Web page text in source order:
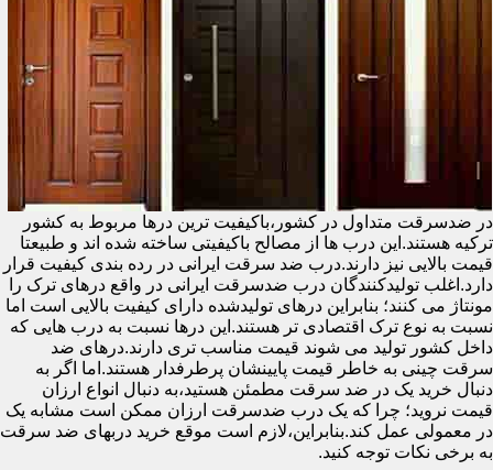
در ضدسرقت متداول در کشور،باکیفیت ترین درها مربوط به کشور
ترکیه هستند.این درب ها از مصالح باکیفیتی ساخته شده اند و طبیعتا
قیمت بالایی نیز دارند.درب ضد سرقت ایرانی در رده بندی کیفیت قرار
دارد.اغلب تولیدکنندگان درب ضدسرقت ایرانی در واقع درهای ترک را
مونتاژ می کنند؛ بنابراین درهای تولیدشده دارای کیفیت بالایی است اما
نسبت به نوع ترک اقتصادی تر هستند.این درها نسبت به درب هایی که
داخل کشور تولید می شوند قیمت مناسب تری دارند.درهای ضد
سرقت چینی به خاطر قیمت پایینشان پرطرفدار هستند.اما اگر به
دنبال خرید یک در ضد سرقت مطمئن هستید،به دنبال انواع ارزان
قیمت نروید؛ چرا که یک درب ضدسرقت ارزان ممکن است مشابه یک
در معمولی عمل کند.بنابراین،لازم است موقع خرید دربهای ضد سرقت
به برخی نکات توجه کنید.